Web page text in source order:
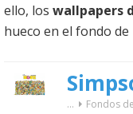
ello, los wallpapers
hueco en el fondo de
... Fondos